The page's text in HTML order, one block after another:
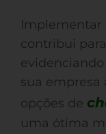
contribui
sua empresa
opções de
uma ótima